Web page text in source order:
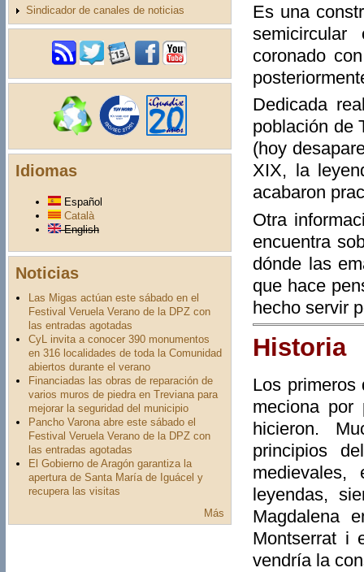
Sindicador de canales de noticias
Idiomas
Español
Català
English
Noticias
Las Migas actúan este sábado en el
Festival Veruela Verano de la DPZ con
las entradas agotadas
CyL invita a conocer 390 monumentos
en 316 localidades de toda la Comunidad
abiertos durante el verano
Financiadas las obras de reparación de
varios muros de piedra en Treviana para
mejorar la seguridad del municipio
Pancho Varona abre este sábado el
Festival Veruela Verano de la DPZ con
las entradas agotadas
El Gobierno de Aragón garantiza la
apertura de Santa María de Iguácel y
recupera las visitas
Más
Es una
coronado
Dedicada
población de
(hoy
XIX, la
acabaron
Otra
encuentra
dónde las
que hace
hecho servir
Historia
Los primeros
meciona
hicieron.
principios
leyendas,
Magdalena
Montserrat i
vendría la